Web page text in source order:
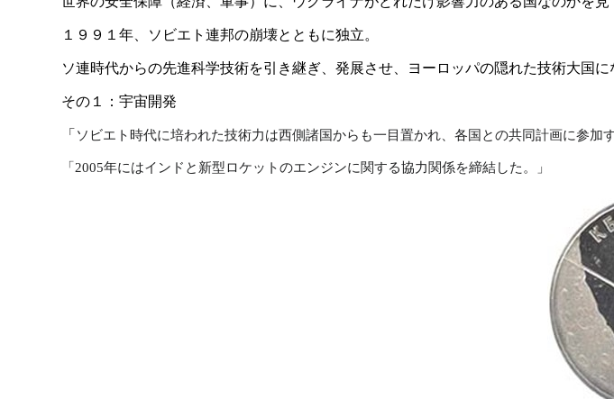
１９９１年、ソビエト連邦の崩壊とともに独立。
ソ連時代からの先進科学技術を引き継ぎ、発展させ、ヨーロッパの隠れた技術大国に
その１：宇宙開発
「 ソビエト時代に培われた技術力は西側諸国からも一目置かれ、各国との共同計画に参
「2005年にはインドと新型ロケットのエンジンに関する協力関係を締結した。」